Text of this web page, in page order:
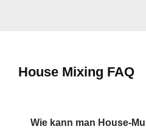
House Mixing FAQ
Wie kann man House-